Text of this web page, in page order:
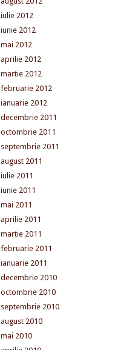
iulie 2012
iunie 2012
mai 2012
aprilie 2012
martie 2012
februarie 2012
ianuarie 2012
decembrie 2011
octombrie 2011
septembrie 2011
august 2011
iulie 2011
iunie 2011
mai 2011
aprilie 2011
martie 2011
februarie 2011
ianuarie 2011
decembrie 2010
octombrie 2010
septembrie 2010
august 2010
mai 2010